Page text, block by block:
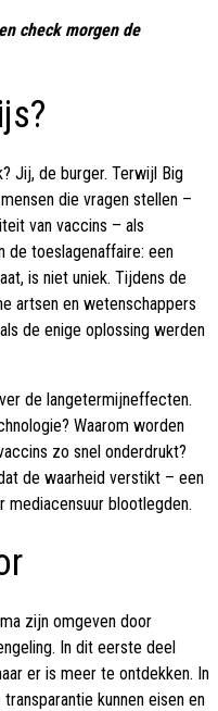
check morgen de
Jij, de burger. Terwijl Big
die vragen stellen –
van vaccins – als
de toeslagenaffaire: een
is niet uniek. Tijdens de
artsen en wetenschappers
de enige oplossing werden
de langetermijneffecten.
Waarom worden
zo snel onderdrukt?
de waarheid verstikt – een
blootlegden.
zijn omgeven door
In dit eerste deel
er is meer te ontdekken. In
kunnen eisen en